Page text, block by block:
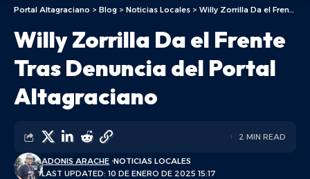
Portal Altagraciano > Blog > Noticias Locales > Willy Zorrilla Da el Frente Tras Denuncia del Portal Altagraciano
Willy Zorrilla Da el Frente
Tras Denuncia del Portal
Altagraciano
LAST UPDATED: 10 DE ENERO DE 2025 15:17
ADONIS ARACHE NOTICIAS LOCALES
2 MIN READ